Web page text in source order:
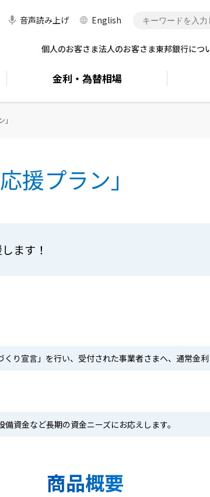
金利・ 為替相場
English
音声読み上げ
個人のお客さま法人のお客さま東邦銀行につ
援プラン」
ます！
り宣言」を行い、受付された事業者さまへ、通常金
資金など長期の資金ニーズにお応えします。
商品概要